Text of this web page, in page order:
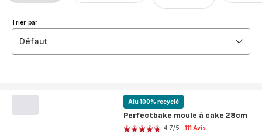
Trier par
Défaut
Alu 100% recyclé
Perfectbake moule à cake 28cm
Note
4.7/5- 111 Avis